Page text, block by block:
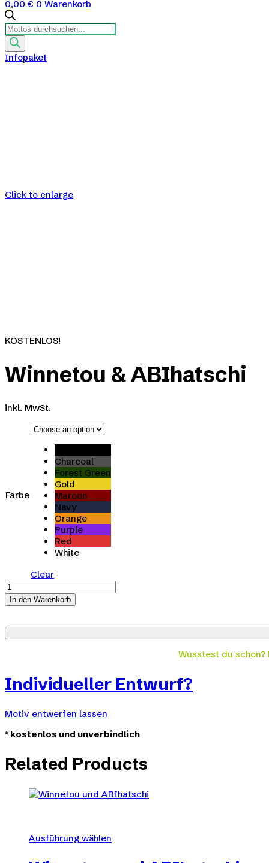
0,00 € 0 Warenkorb
Products
search
Infopaket
Click to enlarge
KOSTENLOS!
Winnetou & ABIhatschi
inkl. MwSt.
Farbe
Charcoal
Forest Green
Gold
Maroon
Navy
Orange
Purple
Red
White
Clear
Winnetou
&
ABIhatschi
In den Warenkorb
Wusstest du schon?
Individueller Entwurf?
Motiv entwerfen lassen
* kostenlos und unverbindlich
Related Products
Ausführung wählen
Produkt